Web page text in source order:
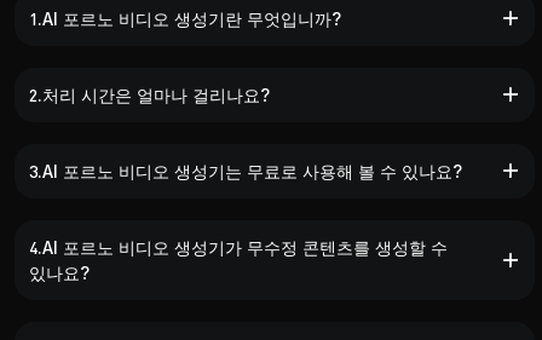
1.AI 포르노 비디오 생성기란 무엇입니까?
2.처리 시간은 얼마나 걸리나요?
3.AI 포르노 비디오 생성기는 무료로 사용해 볼 수 있나요?
4.AI 포르노 비디오 생성기가 무수정 콘텐츠를 생성할 수
있나요?